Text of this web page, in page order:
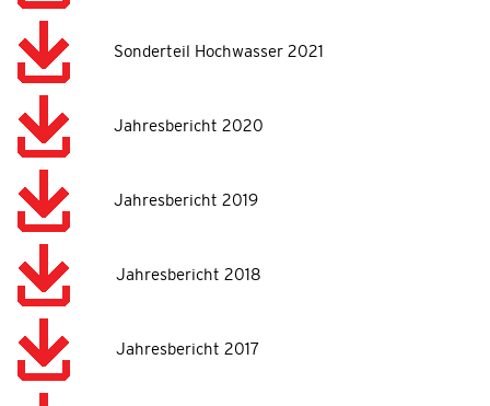
Sonderteil Hochwasser 2021
Jahresbericht 2020
Jahresbericht 2019
Jahresbericht 2018
Jahresbericht 2017